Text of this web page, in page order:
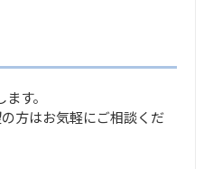
す。
方はお気軽にご相談くだ